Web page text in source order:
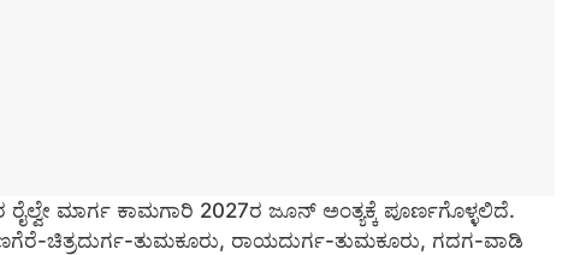
ಮಾರ್ಗ ಕಾಮಗಾರಿ 2027ರ ಜೂನ್ ಅಂತ್ಯಕ್ಕೆ ಪೂರ್ಣಗೊಳ್ಳಲಿದೆ.
ಚಿತ್ರದುರ್ಗ-ತುಮಕೂರು, ರಾಯದುರ್ಗ-ತುಮಕೂರು, ಗದಗ-ವಾಡಿ